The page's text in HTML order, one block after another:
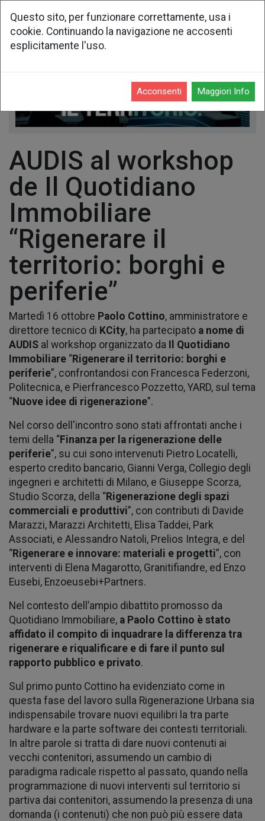
AUDIS al workshop
de Il Quotidiano
Immobiliare
“Rigenerare il
territorio: borghi e
periferie”
Martedì 16 ottobre Paolo Cottino, amministratore e
direttore tecnico di KCity, ha partecipato a nome di
AUDIS al workshop organizzato da Il Quotidiano
Immobiliare “Rigenerare il territorio: borghi e
periferie”, confrontandosi con Francesca Federzoni,
Politecnica, e Pierfrancesco Pozzetto, YARD, sul tema
“Nuove idee di rigenerazione”.
Nel corso dell'incontro sono stati affrontati anche i
temi della “Finanza per la rigenerazione delle
periferie”, su cui sono intervenuti Pietro Locatelli,
esperto credito bancario, Gianni Verga, Collegio degli
ingegneri e architetti di Milano, e Giuseppe Scorza,
Studio Scorza, della “Rigenerazione degli spazi
commerciali e produttivi”, con contributi di Davide
Marazzi, Marazzi Architetti, Elisa Taddei, Park
Associati, e Alessandro Natoli, Prelios Integra, e del
“Rigenerare e innovare: materiali e progetti”, con
interventi di Elena Magarotto, Granitifiandre, ed Enzo
Eusebi, Enzoeusebi+Partners.
Nel contesto dell’ampio dibattito promosso da
Quotidiano Immobiliare, a Paolo Cottino è stato
affidato il compito di inquadrare la differenza tra
rigenerare e riqualificare e di fare il punto sul
rapporto pubblico e privato.
Sul primo punto Cottino ha evidenziato come in
questa fase del lavoro sulla Rigenerazione Urbana sia
indispensabile trovare nuovi equilibri la tra parte
hardware e la parte software dei contesti territoriali.
In altre parole si tratta di dare nuovi contenuti ai
vecchi contenitori, assumendo un cambio di
paradigma radicale rispetto al passato, quando nella
programmazione di nuovi interventi sul territorio si
partiva dai contenitori, assumendo la presenza di una
domanda (i contenuti) che non può più essere data
Questo sito, per funzionare correttamente, usa i
cookie. Continuando la navigazione ne accosenti
esplicitamente l'uso.
Acconsenti Maggiori Info